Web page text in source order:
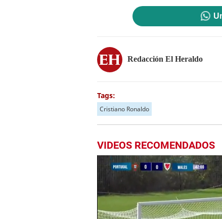
Redacción El Heraldo
Tags:
Cristiano Ronaldo
VIDEOS RECOMENDADOS